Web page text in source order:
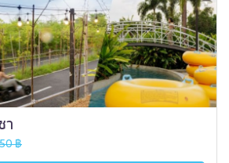
า
฿